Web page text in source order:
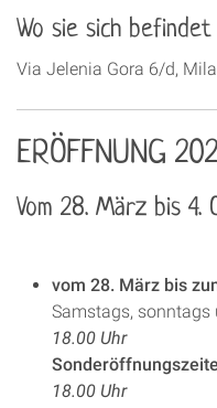
Wo sie sich befindet
Via Jelenia Gora 6/d,
ERÖFFNUNG
Vom 28. März bis 4.
vom 28. März bis
Samstags, sonntags
18.00 Uhr
18.00 Uhr